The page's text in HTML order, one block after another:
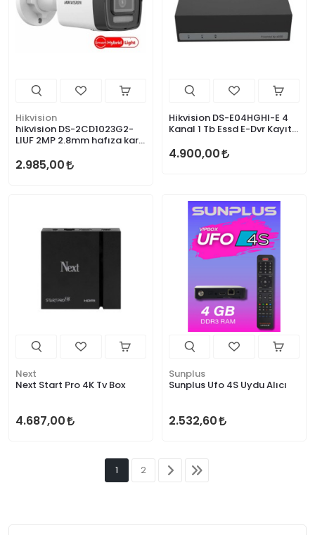
Hikvision
hikvision DS-2CD1023G2-
LIUF 2MP 2.8mm hafıza kart
2.985,00
Hikvision DS-E04HGHI-E 4
Kanal 1 Tb Essd E-Dvr Kayıt
4.900,00
Next
Next Start Pro 4K Tv Box
4.687,00
Sunplus
Sunplus Ufo 4S Uydu Alıcı
2.532,60
1 2